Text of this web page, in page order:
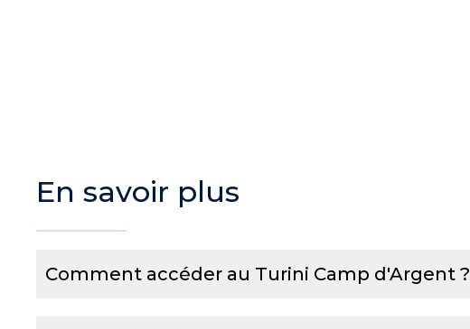
En savoir plus
Comment accéder au Turini Camp d'Argent ?